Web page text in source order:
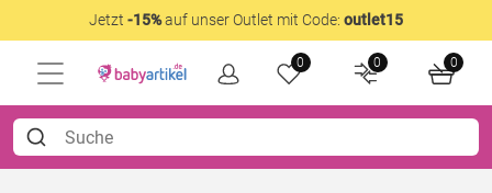
Jetzt -15%auf unser Outlet mit Code: outlet15
0 0 0